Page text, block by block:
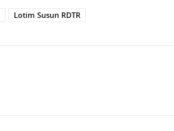
Lotim Susun RDTR